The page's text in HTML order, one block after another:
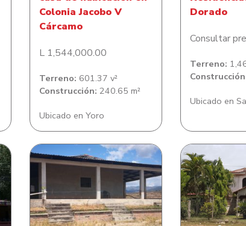
Colonia Jacobo V
Cárcamo
L 1,544,000.00
Terreno: 601.37 v²
Construcción: 240.65 m²
Ubicado en Yoro
Dorado
Consultar
Terreno:
Ubicado en
Casa en El Aceituno Casa en